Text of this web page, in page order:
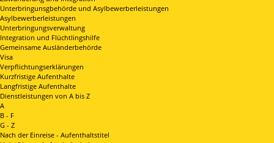
Unterbringunsgbehörde und Asylbewerberleistungen
Asylbewerberleistungen
Unterbringungsverwaltung
Integration und Flüchtlingshilfe
Gemeinsame Ausländerbehörde
Visa
Verpflichtungserklärungen
Kurzfristige Aufenthalte
Langfristige Aufenthalte
Dienstleistungen von A bis Z
A
B - F
G - Z
Nach der Einreise - Aufenthaltstitel